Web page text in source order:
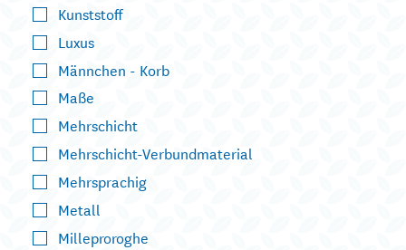
Kunststoff
Luxus
Männchen - Korb
Maße
Mehrschicht
Mehrschicht-Verbundmaterial
Mehrsprachig
Metall
Milleproroghe